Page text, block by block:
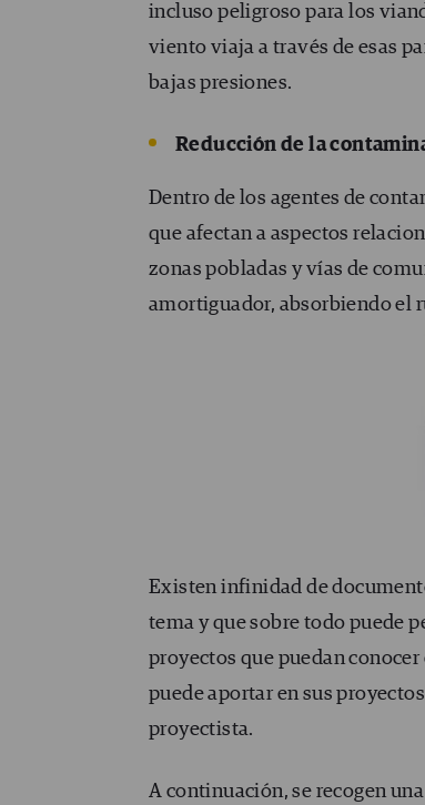
incluso peligroso para los
viento viaja a través de esas
bajas presiones.
Reducción de la
Dentro de los agentes de
que afectan a aspectos
zonas pobladas y vías de
amortiguador, absorbiendo el
Existen infinidad de
tema y que sobre todo puede
proyectos que puedan conocer
puede aportar en sus proyectos
proyectista.
A continuación, se recogen